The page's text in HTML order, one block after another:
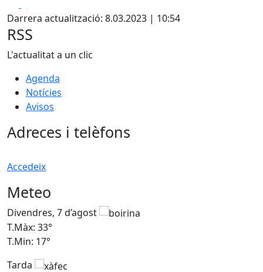
Darrera actualització: 8.03.2023 | 10:54
RSS
L'actualitat a un clic
Agenda
Notícies
Avisos
Adreces i telèfons
Accedeix
Meteo
Divendres, 7 d’agost
T.Màx: 33°
T.Min: 17°
Tarda